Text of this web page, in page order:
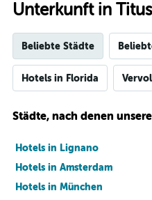
Unterkunft in
Beliebte Städte
Hotels in Florida
Städte, nach denen
Hotels in Lignano
Hotels in Amsterdam
Hotels in München